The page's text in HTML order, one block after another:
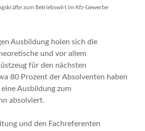
zum Betriebswirt im Kfz-Gewerbe
Ausbildung holen sich die
und vor allem
für den nächsten
80 Prozent der Absolventen haben
Ausbildung zum
absolviert.
und den Fachreferenten